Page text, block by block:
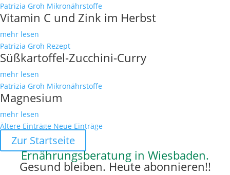
Patrizia Groh Mikronährstoffe
Vitamin C und Zink im Herbst
mehr lesen
Patrizia Groh Rezept
Süßkartoffel-Zucchini-Curry
mehr lesen
Patrizia Groh Mikronährstoffe
Magnesium
mehr lesen
Ältere Einträge Neue Einträge
Zur Startseite
Ernährungsberatung in Wiesbaden.
Gesund bleiben. Heute abonnieren!!